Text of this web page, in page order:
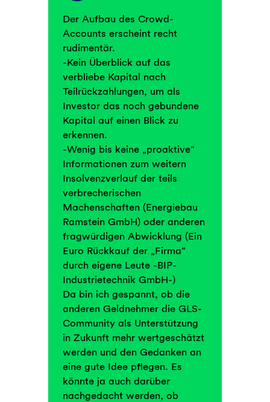
Der Aufbau des Crowd-
Accounts erscheint recht
rudimentär.
-Kein Überblick auf das
verbliebe Kapital nach
Teilrückzahlungen, um als
Investor das noch gebundene
Kapital auf einen Blick zu
erkennen.
-Wenig bis keine „proaktive“
Informationen zum weitern
Insolvenzverlauf der teils
verbrecherischen
Machenschaften (Energiebau
Ramstein GmbH) oder anderen
fragwürdigen Abwicklung (Ein
Euro Rückkauf der „Firma“
durch eigene Leute -BIP-
Industrietechnik GmbH-)
Da bin ich gespannt, ob die
anderen Geldnehmer die GLS-
Community als Unterstützung
in Zukunft mehr wertgeschätzt
werden und den Gedanken an
eine gute Idee pflegen. Es
könnte ja auch darüber
nachgedacht werden, ob